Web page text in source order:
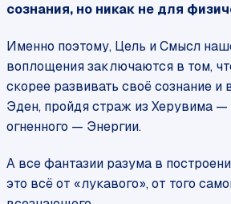
сознания, но никак не для
Именно поэтому, Цель и Смысл
воплощения заключаются в том,
скорее развивать своё сознание и
Эден, пройдя страж из Херувима
огненного — Энергии.
А все фантазии разума в
это всё от «лукавого», от того